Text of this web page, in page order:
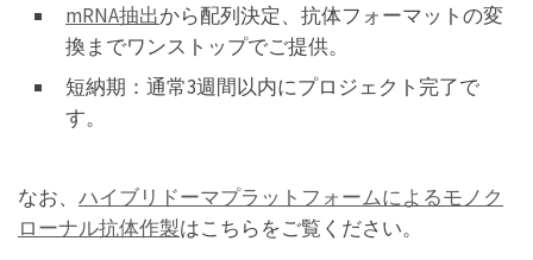
mRNA抽出から配列決定、抗体フォーマットの変
換までワンストップでご提供。
短納期：通常3週間以内にプロジェクト完了で
す。
なお、 ハイブリドーマプラットフォームによるモノク
ローナル抗体作製はこちらをご覧ください。